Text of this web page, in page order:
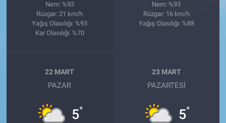
Nem: %93
Rüzgar: 21 km/h
Yağış Olasılığı: %93
Kar Olasılığı: %70
Nem: %93
Rüzgar: 16 km/h
Yağış Olasılığı: %88
22 MART
PAZAR
5°
23 MART
PAZARTESI
5°